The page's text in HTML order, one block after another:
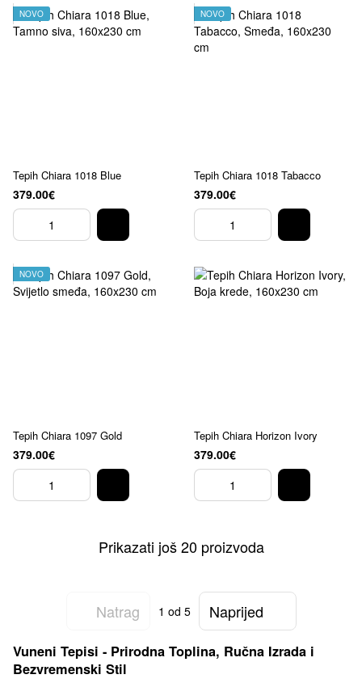
NOVO
Tepih Chiara 1018 Blue
379.00€
NOVO
Tepih Chiara 1018 Tabacco
379.00€
NOVO
Tepih Chiara 1097 Gold
379.00€
Tepih Chiara Horizon Ivory
379.00€
Prikazati još 20 proizvoda
Natrag 1 od 5 Naprijed
Vuneni Tepisi - Prirodna Toplina, Ručna Izrada i
Bezvremenski Stil